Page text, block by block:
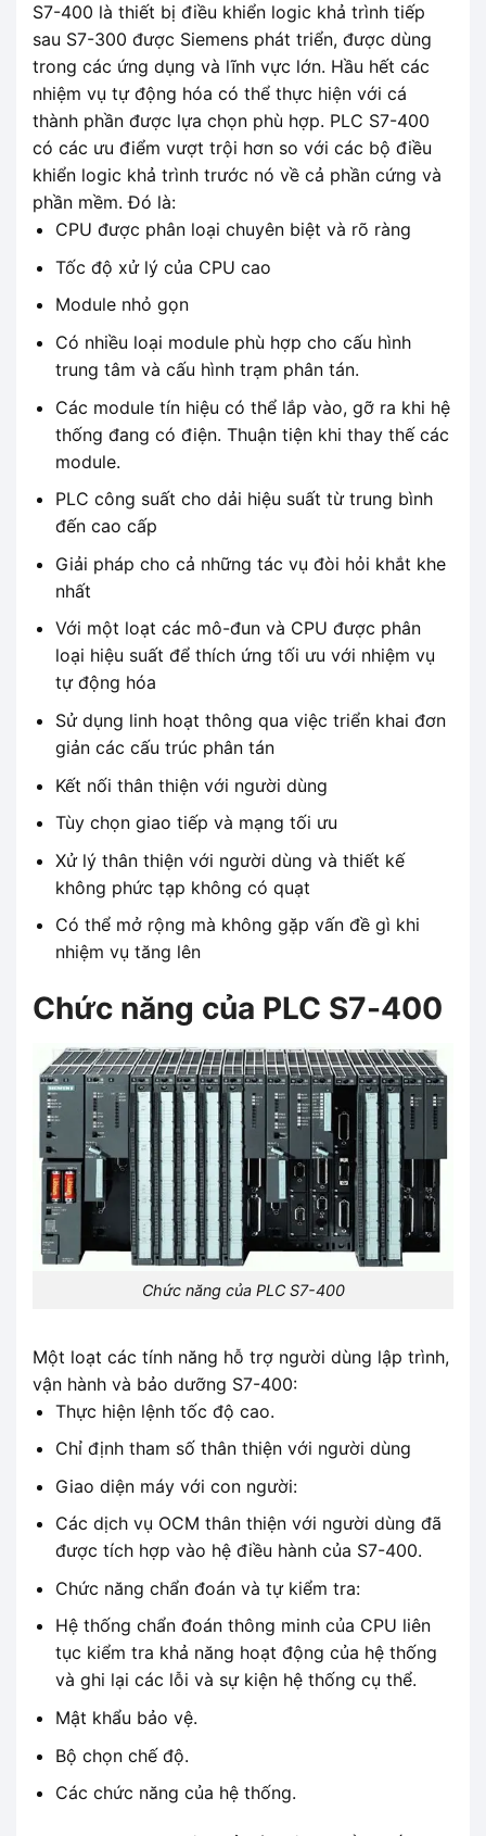
S7-400 là thiết bị điều khiển logic khả trình tiếp
sau S7-300 được Siemens phát triển, được dùng
trong các ứng dụng và lĩnh vực lớn. Hầu hết các
nhiệm vụ tự động hóa có thể thực hiện với cá
thành phần được lựa chọn phù hợp. PLC S7-400
có các ưu điểm vượt trội hơn so với các bộ điều
khiển logic khả trình trước nó về cả phần cứng và
phần mềm. Đó là:
CPU được phân loại chuyên biệt và rõ ràng
Tốc độ xử lý của CPU cao
Module nhỏ gọn
Có nhiều loại module phù hợp cho cấu hình
trung tâm và cấu hình trạm phân tán.
Các module tín hiệu có thể lắp vào, gỡ ra khi hệ
thống đang có điện. Thuận tiện khi thay thế các
module.
PLC công suất cho dải hiệu suất từ ​​trung bình
đến cao cấp
Giải pháp cho cả những tác vụ đòi hỏi khắt khe
nhất
Với một loạt các mô-đun và CPU được phân
loại hiệu suất để thích ứng tối ưu với nhiệm vụ
tự động hóa
Sử dụng linh hoạt thông qua việc triển khai đơn
giản các cấu trúc phân tán
Kết nối thân thiện với người dùng
Tùy chọn giao tiếp và mạng tối ưu
Xử lý thân thiện với người dùng và thiết kế
không phức tạp không có quạt
Có thể mở rộng mà không gặp vấn đề gì khi
nhiệm vụ tăng lên
Chức năng của PLC S7-400
Chức năng của PLC S7-400
Một loạt các tính năng hỗ trợ người dùng lập trình,
vận hành và bảo dưỡng S7-400:
Thực hiện lệnh tốc độ cao.
Chỉ định tham số thân thiện với người dùng
Giao diện máy với con người:
Các dịch vụ OCM thân thiện với người dùng đã
được tích hợp vào hệ điều hành của S7-400.
Chức năng chẩn đoán và tự kiểm tra:
Hệ thống chẩn đoán thông minh của CPU liên
tục kiểm tra khả năng hoạt động của hệ thống
và ghi lại các lỗi và sự kiện hệ thống cụ thể.
Mật khẩu bảo vệ.
Bộ chọn chế độ.
Các chức năng của hệ thống.